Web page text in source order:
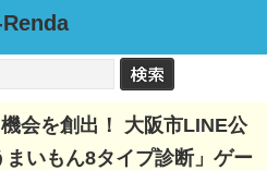
会を創出！ 大阪市LINE公
いもん8タイプ診断」ゲー